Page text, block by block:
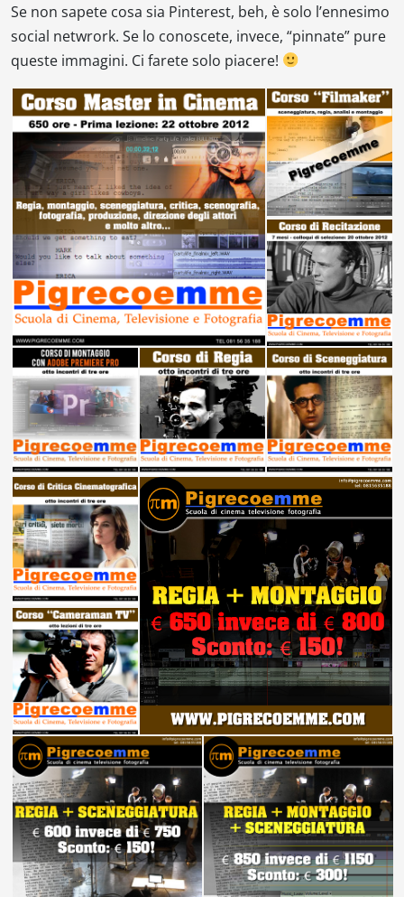
Se non sapete cosa sia Pinterest, beh, è solo l’ennesimo
social netwrork. Se lo conoscete, invece, “pinnate” pure
queste immagini. Ci farete solo piacere!